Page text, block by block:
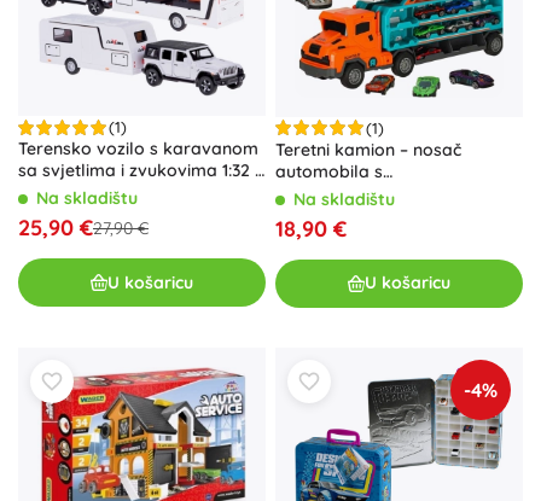
(1)
Terensko vozilo s karavanom
sa svjetlima i zvukovima 1:32 –
bijeloNa skladištu
25,90 €27,90 €
U košaricu
(1)
Teretni kamion – nosač
automobila s
dvokolosiječnom trkaćom
Na skladištu
18,90 €
U košaricu
-4%